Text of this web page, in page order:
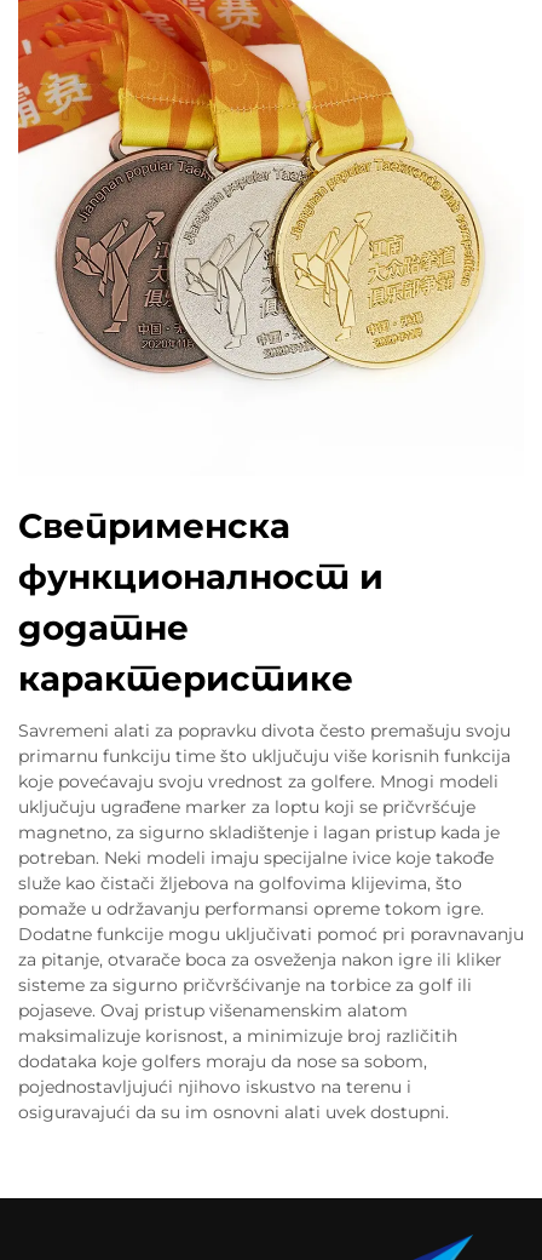
Свеприменска
функционалност и
додатне
карактеристике
Savremeni alati za popravku divota često premašuju svoju
primarnu funkciju time što uključuju više korisnih funkcija
koje povećavaju svoju vrednost za golfere. Mnogi modeli
uključuju ugrađene marker za loptu koji se pričvršćuje
magnetno, za sigurno skladištenje i lagan pristup kada je
potreban. Neki modeli imaju specijalne ivice koje takođe
služe kao čistači žljebova na golfovima klijevima, što
pomaže u održavanju performansi opreme tokom igre.
Dodatne funkcije mogu uključivati pomoć pri poravnavanju
za pitanje, otvarače boca za osveženja nakon igre ili kliker
sisteme za sigurno pričvršćivanje na torbice za golf ili
pojaseve. Ovaj pristup višenamenskim alatom
maksimalizuje korisnost, a minimizuje broj različitih
dodataka koje golfers moraju da nose sa sobom,
pojednostavljujući njihovo iskustvo na terenu i
osiguravajući da su im osnovni alati uvek dostupni.